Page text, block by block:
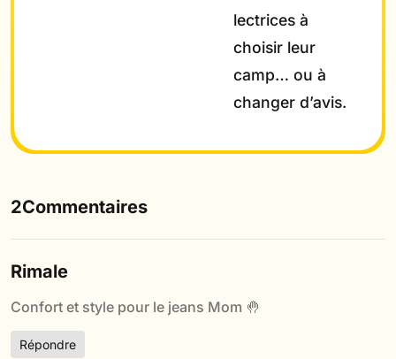
lectrices à
choisir leur
camp… ou à
changer d’avis.
2Commentaires
Rimale
Confort et style pour le jeans Mom 🤚
Répondre